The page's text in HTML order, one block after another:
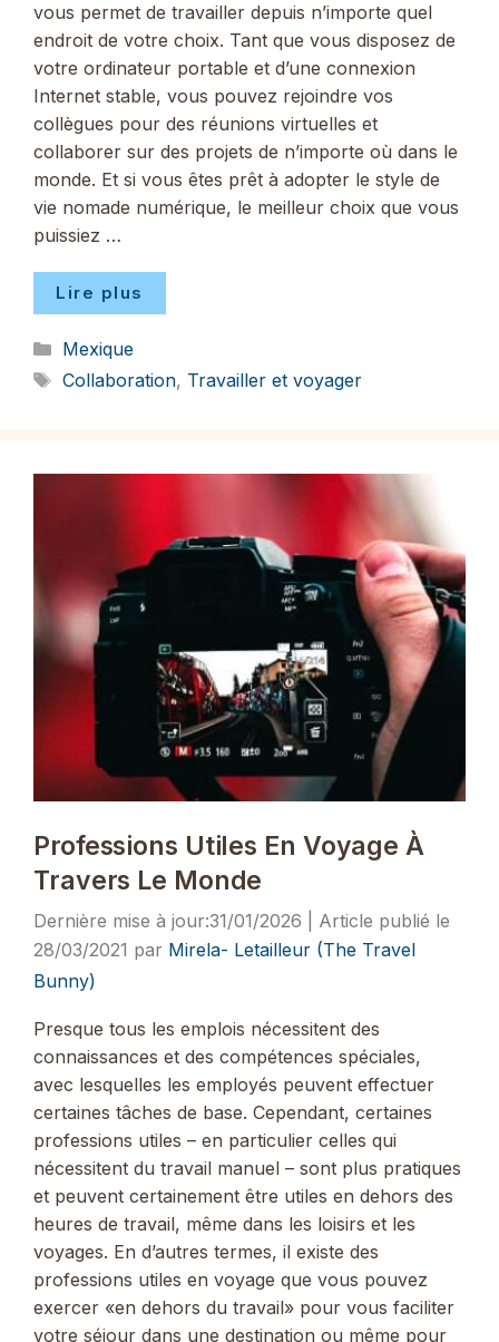
vous permet de travailler depuis n’importe quel
endroit de votre choix. Tant que vous disposez de
votre ordinateur portable et d’une connexion
Internet stable, vous pouvez rejoindre vos
collègues pour des réunions virtuelles et
collaborer sur des projets de n’importe où dans le
monde. Et si vous êtes prêt à adopter le style de
vie nomade numérique, le meilleur choix que vous
puissiez …
Lire plus
Catégories
Mexique
Étiquettes
Collaboration, Travailler et voyager
Professions Utiles En Voyage À
Travers Le Monde
31/01/2026
28/03/2021 par Mirela- Letailleur (The Travel
Bunny)
Presque tous les emplois nécessitent des
connaissances et des compétences spéciales,
avec lesquelles les employés peuvent effectuer
certaines tâches de base. Cependant, certaines
professions utiles – en particulier celles qui
nécessitent du travail manuel – sont plus pratiques
et peuvent certainement être utiles en dehors des
heures de travail, même dans les loisirs et les
voyages. En d’autres termes, il existe des
professions utiles en voyage que vous pouvez
exercer «en dehors du travail» pour vous faciliter
votre séjour dans une destination ou même pour